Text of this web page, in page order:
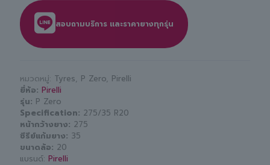
สอบถามบริการ และราคายางทุกรุ่น
หมวดหมู่: Tyres, P Zero, Pirelli
ยี่ห้อ Pirelli
รุ่น P Zero
Specification 275/35 R20
หน้ากว้างยาง 275
ซีรีย์แก้มยาง 35
ขนาดล้อ 20
แบรนด์: Pirelli